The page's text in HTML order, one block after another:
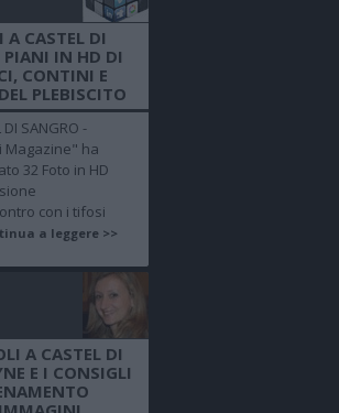
CASTEL DI
PIANI IN HD DI
CONTINI E
PLEBISCITO
DI SANGRO -
Magazine" ha
32 Foto in HD
con i tifosi
a leggere >>
A CASTEL DI
E I CONSIGLI